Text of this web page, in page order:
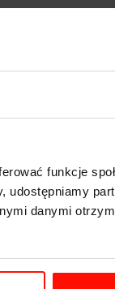
funkcje
danymi
Zobacz